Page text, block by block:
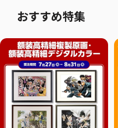
おすすめ特集